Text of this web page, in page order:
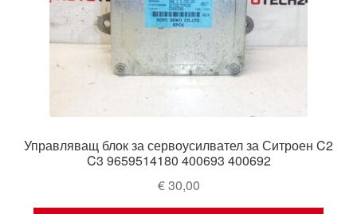
Управляващ блок за сервоусилвател за Ситроен C2
C3 9659514180 400693 400692
€30,00